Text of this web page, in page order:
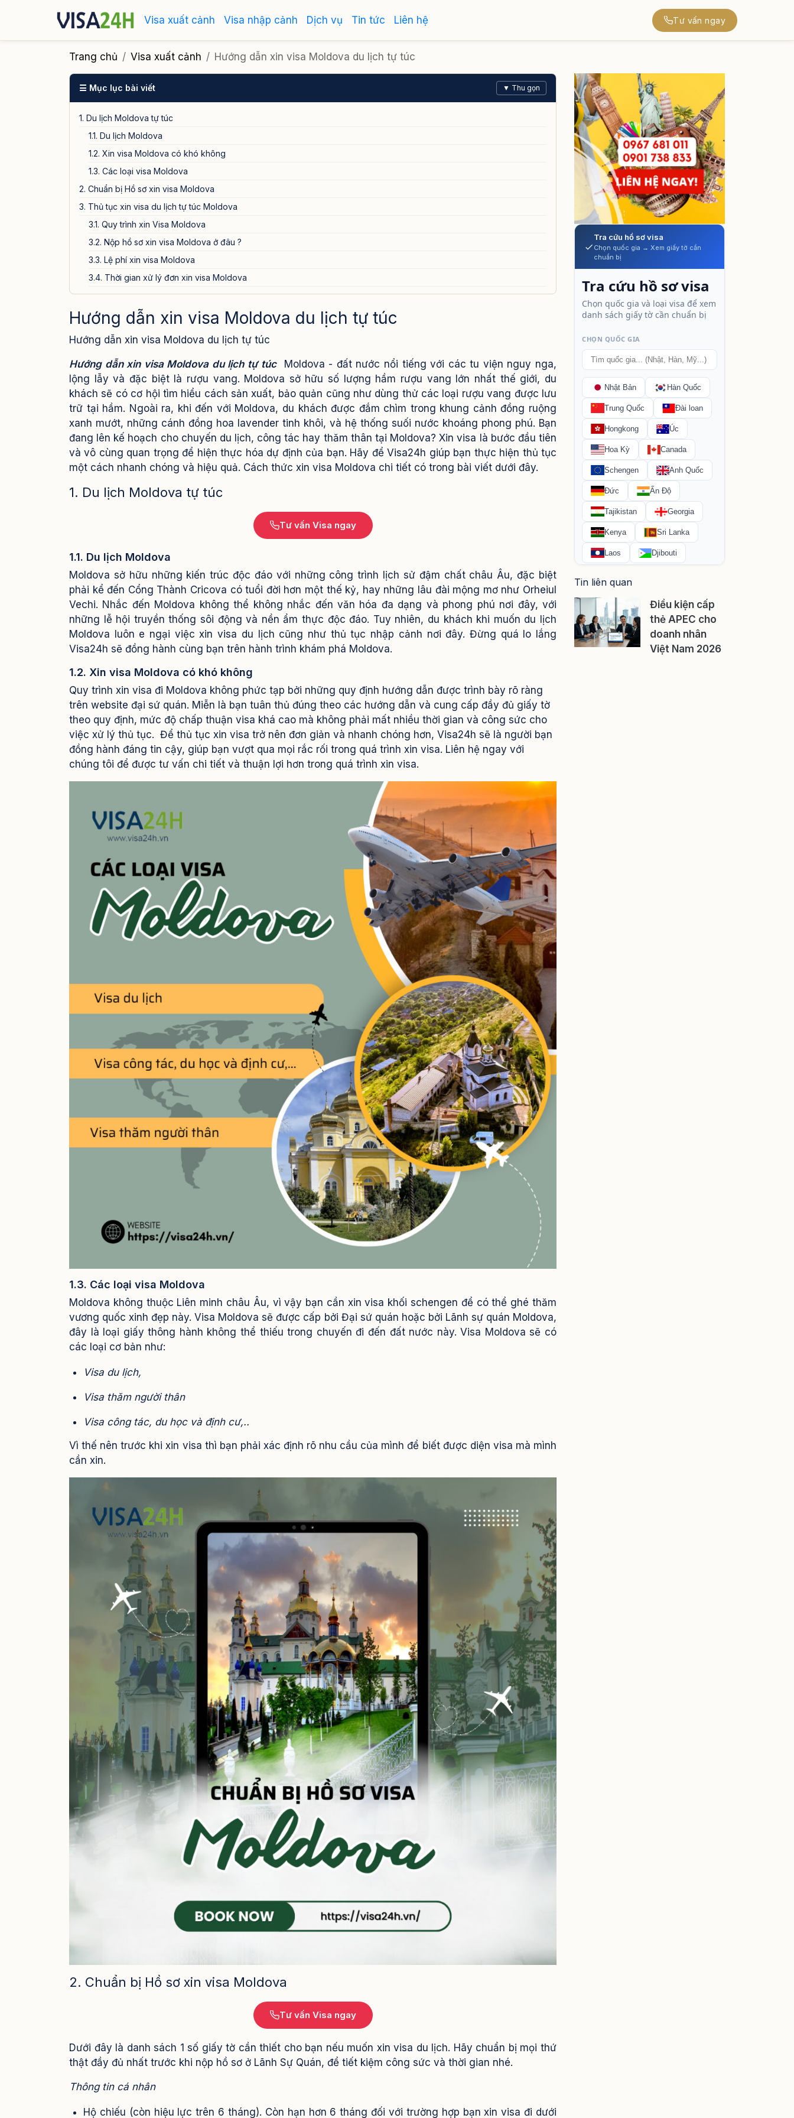
Visa xuất cảnh Visa nhập cảnh Dịch vụ Tin tức Liên hệ Tư vấn ngay
Trang chủ Visa xuất cảnh Hướng dẫn xin visa Moldova du lịch tự túc
☰ Mục lục bài viết ▼ Thu gọn
1. Du lịch Moldova tự túc
1.1. Du lịch Moldova
1.2. Xin visa Moldova có khó không
1.3. Các loại visa Moldova
2. Chuẩn bị Hồ sơ xin visa Moldova
3. Thủ tục xin visa du lịch tự túc Moldova
3.1. Quy trình xin Visa Moldova
3.2. Nộp hồ sơ xin visa Moldova ở đâu ?
3.3. Lệ phí xin visa Moldova
3.4. Thời gian xử lý đơn xin visa Moldova
4. Các lưu ý quan trọng khi xin visa Moldova du lịch tự túc
5. Dịch vụ xin visa Moldova của Visa24h.vn
Hướng dẫn xin visa Moldova du lịch tự túc
Hướng dẫn xin visa Moldova du lịch tự túc
Hướng dẫn xin visa Moldova du lịch tự túcMoldova - đất nước nổi tiếng với các tu viện nguy nga,
lộng lẫy và đặc biệt là rượu vang. Moldova sở hữu số lượng hầm rượu vang lớn nhất thế giới, du
khách sẽ có cơ hội tìm hiểu cách sản xuất, bảo quản cũng như dùng thử các loại rượu vang được lưu
trữ tại hầm. Ngoài ra, khi đến với Moldova, du khách được đắm chìm trong khung cảnh đồng ruộng
xanh mướt, những cánh đồng hoa lavender tinh khôi, và hệ thống suối nước khoáng phong phú. Bạn
đang lên kế hoạch cho chuyến du lịch, công tác hay thăm thân tại Moldova? Xin visa là bước đầu tiên
và vô cùng quan trọng để hiện thực hóa dự định của bạn. Hãy để Visa24h giúp bạn thực hiện thủ tục
một cách nhanh chóng và hiệu quả. Cách thức xin visa Moldova chi tiết có trong bài viết dưới đây.
1. Du lịch Moldova tự túc
Tư vấn Visa ngay
1.1. Du lịch Moldova
Moldova sở hữu những kiến trúc độc đáo với những công trình lịch sử đậm chất châu Âu, đặc biệt
phải kể đến Cổng Thành Cricova có tuổi đời hơn một thế kỷ, hay những lâu đài mộng mơ như Orheiul
Vechi. Nhắc đến Moldova không thể không nhắc đến văn hóa đa dạng và phong phú nơi đây, với
những lễ hội truyền thống sôi động và nền ẩm thực độc đáo. Tuy nhiên, du khách khi muốn du lịch
Moldova luôn e ngại việc xin visa du lịch cũng như thủ tục nhập cảnh nơi đây. Đừng quá lo lắng
Visa24h sẽ đồng hành cùng bạn trên hành trình khám phá Moldova.
1.2. Xin visa Moldova có khó không
Quy trình xin visa đi Moldova không phức tạp bởi những quy định hướng dẫn được trình bày rõ ràng
trên website đại sứ quán. Miễn là bạn tuân thủ đúng theo các hướng dẫn và cung cấp đầy đủ giấy tờ
theo quy định, mức độ chấp thuận visa khá cao mà không phải mất nhiều thời gian và công sức cho
việc xử lý thủ tục. Để thủ tục xin visa trở nên đơn giản và nhanh chóng hơn, Visa24h sẽ là người bạn
đồng hành đáng tin cậy, giúp bạn vượt qua mọi rắc rối trong quá trình xin visa. Liên hệ ngay với
chúng tôi để được tư vấn chi tiết và thuận lợi hơn trong quá trình xin visa.
1.3. Các loại visa Moldova
Moldova không thuộc Liên minh châu Âu, vì vậy bạn cần xin visa khối schengen để có thể ghé thăm
vương quốc xinh đẹp này. Visa Moldova sẽ được cấp bởi Đại sứ quán hoặc bởi Lãnh sự quán Moldova,
đây là loại giấy thông hành không thể thiếu trong chuyến đi đến đất nước này. Visa Moldova sẽ có
các loại cơ bản như:
Visa du lịch,
Visa thăm người thân
Visa công tác, du học và định cư,..
Vì thế nên trước khi xin visa thì bạn phải xác định rõ nhu cầu của mình để biết được diện visa mà mình
cần xin.
2. Chuẩn bị Hồ sơ xin visa Moldova
Tư vấn Visa ngay
Dưới đây là danh sách 1 số giấy tờ cần thiết cho bạn nếu muốn xin visa du lịch. Hãy chuẩn bị mọi thứ
thật đầy đủ nhất trước khi nộp hồ sơ ở Lãnh Sự Quán, để tiết kiệm công sức và thời gian nhé.
Thông tin cá nhân
Hộ chiếu (còn hiệu lực trên 6 tháng). Còn hạn hơn 6 tháng đối với trường hợp bạn xin visa đi dưới
Tra cứu hồ sơ visa
Chọn quốc gia → Xem giấy tờ cần
chuẩn bị
Tin liên quan
Điều kiện cấp
thẻ APEC cho
doanh nhân
Việt Nam 2026